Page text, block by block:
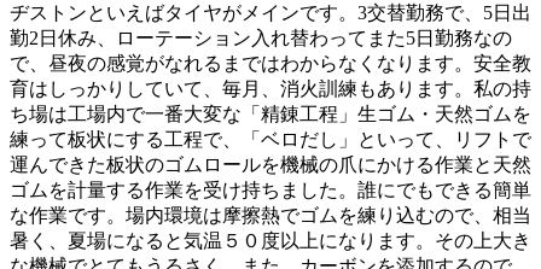
ヂストンといえばタイヤがメインです。3交替勤務で、5日出
勤2日休み、ローテーション入れ替わってまた5日勤務なの
で、昼夜の感覚がなれるまではわからなくなります。安全教
育はしっかりしていて、毎月、消火訓練もあります。私の持
ち場は工場内で一番大変な「精錬工程」生ゴム・天然ゴムを
練って板状にする工程で、「ベロだし」といって、リフトで
運んできた板状のゴムロールを機械の爪にかける作業と天然
ゴムを計量する作業を受け持ちました。誰にでもできる簡単
な作業です。場内環境は摩擦熱でゴムを練り込むので、相当
暑く、夏場になると気温５０度以上になります。その上大き